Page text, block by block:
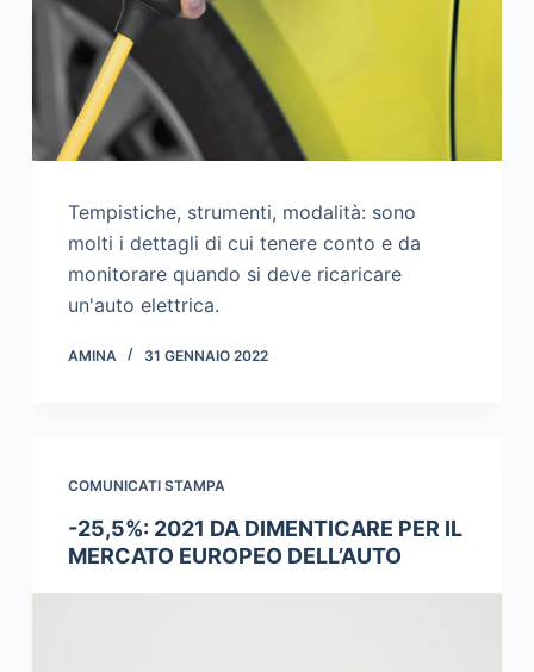
Tempistiche, strumenti, modalità: sono
molti i dettagli di cui tenere conto e da
monitorare quando si deve ricaricare
un'auto elettrica.
AMINA 31 GENNAIO 2022
COMUNICATI STAMPA
-25,5%: 2021 DA DIMENTICARE PER IL
MERCATO EUROPEO DELL’AUTO